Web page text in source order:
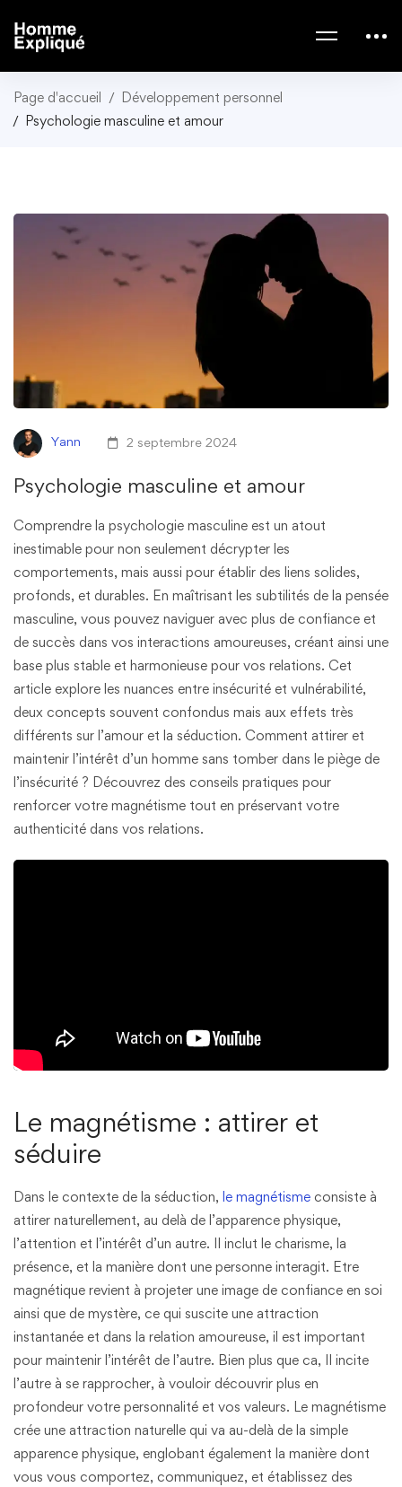
Page d'accueil
Développement personnel
Psychologie masculine et amour
Yann 2 septembre 2024
Psychologie masculine et amour
Comprendre la psychologie masculine est un atout
inestimable pour non seulement décrypter les
comportements, mais aussi pour établir des liens solides,
profonds, et durables. En maîtrisant les subtilités de la pensée
masculine, vous pouvez naviguer avec plus de confiance et
de succès dans vos interactions amoureuses, créant ainsi une
base plus stable et harmonieuse pour vos relations. Cet
article explore les nuances entre insécurité et vulnérabilité,
deux concepts souvent confondus mais aux effets très
différents sur l’amour et la séduction. Comment attirer et
maintenir l’intérêt d’un homme sans tomber dans le piège de
l’insécurité ? Découvrez des conseils pratiques pour
renforcer votre magnétisme tout en préservant votre
authenticité dans vos relations.
Le magnétisme : attirer et
séduire
Dans le contexte de la séduction, le magnétisme consiste à
attirer naturellement, au delà de l’apparence physique,
l’attention et l’intérêt d’un autre. Il inclut le charisme, la
présence, et la manière dont une personne interagit. Etre
magnétique revient à projeter une image de confiance en soi
ainsi que de mystère, ce qui suscite une attraction
instantanée et dans la relation amoureuse, il est important
pour maintenir l’intérêt de l’autre. Bien plus que ca, Il incite
l’autre à se rapprocher, à vouloir découvrir plus en
profondeur votre personnalité et vos valeurs. Le magnétisme
crée une attraction naturelle qui va au-delà de la simple
apparence physique, englobant également la manière dont
vous vous comportez, communiquez, et établissez des